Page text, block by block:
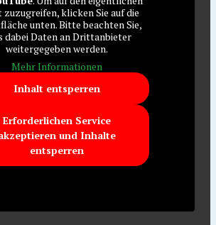
klicken Sie auf die
unten. Bitte beachten Sie,
dabei Daten an Drittanbieter
weitergegeben werden.
Mehr Informationen
Inhalt entsperren
Erforderlichen Service
und Inhalte
entsperren